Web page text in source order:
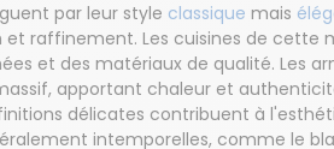
par leur style classique mais
raffinement. Les cuisines de cette
et des matériaux de qualité. Les
apportant chaleur et
délicates contribuent à
intemporelles, comme le